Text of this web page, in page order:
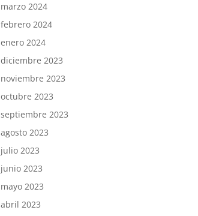
marzo 2024
febrero 2024
enero 2024
diciembre 2023
noviembre 2023
octubre 2023
septiembre 2023
agosto 2023
julio 2023
junio 2023
mayo 2023
abril 2023